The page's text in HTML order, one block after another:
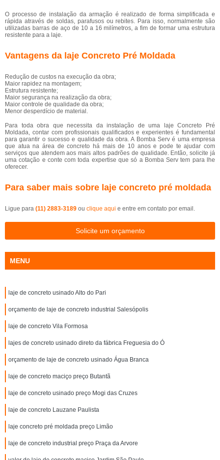
O processo de instalação da armação é realizado de forma simplificada e
rápida através de soldas, parafusos ou rebites. Para isso, normalmente são
utilizadas barras de aço de 10 a 16 milímetros, a fim de formar uma estrutura
resistente para a laje.
Vantagens da laje Concreto Pré Moldada
Redução de custos na execução da obra;
Maior rapidez na montagem;
Estrutura resistente;
Maior segurança na realização da obra;
Maior controle de qualidade da obra;
Menor desperdício de material.
Para toda obra que necessita da instalação de uma laje Concreto Pré
Moldada, contar com profissionais qualificados e experientes é fundamental
para garantir o sucesso e qualidade da obra. A Bomba Serv é uma empresa
que atua na área de concreto há mais de 10 anos e pode te ajudar com
serviços que atendem aos mais altos padrões de qualidade. Então, solicite já
uma cotação e conte com toda expertise que só a Bomba Serv tem para lhe
oferecer.
Para saber mais sobre laje concreto pré moldada
Ligue para (11) 2883-3189 ou clique aqui e entre em contato por email.
Solicite um orçamento
MENU
laje de concreto usinado Alto do Pari
orçamento de laje de concreto industrial Salesópolis
laje de concreto Vila Formosa
lajes de concreto usinado direto da fábrica Freguesia do Ó
orçamento de laje de concreto usinado Água Branca
laje de concreto maciço preço Butantã
laje de concreto usinado preço Mogi das Cruzes
laje de concreto Lauzane Paulista
laje concreto pré moldada preço Limão
laje de concreto industrial preço Praça da Arvore